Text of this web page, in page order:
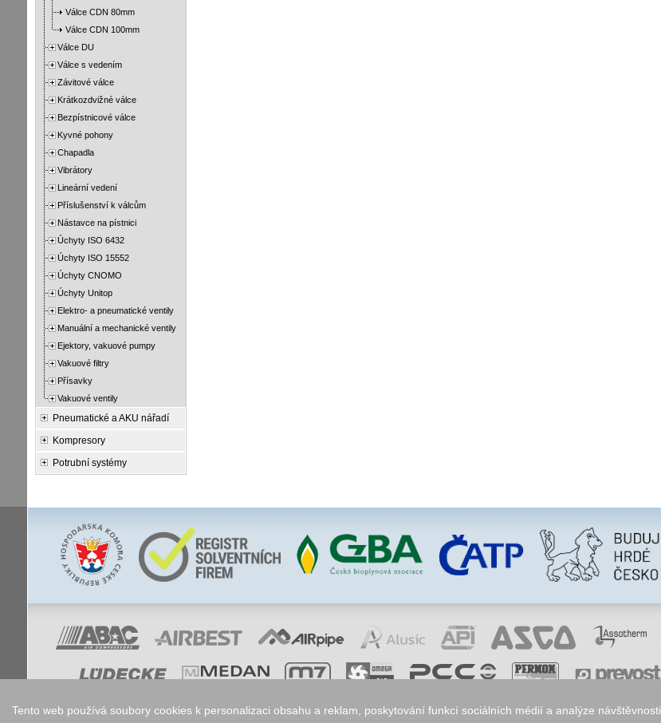
Tento web používá soubory cookies k personalizaci obsahu a reklam, poskytování funkcí sociálních médií a analýze návštěvnosti.
Válce CDN 80mm
Válce CDN 100mm
Válce DU
Válce s vedením
Závitové válce
Krátkozdvižné válce
Bezpístnicové válce
Kyvné pohony
Chapadla
Vibrátory
Lineární vedení
Příslušenství k válcům
Nástavce na pístnici
Úchyty ISO 6432
Úchyty ISO 15552
Úchyty CNOMO
Úchyty Unitop
Elektro- a pneumatické ventily
Manuální a mechanické ventily
Ejektory, vakuové pumpy
Vakuové filtry
Přísavky
Vakuové ventily
Pneumatické a AKU nářadí
Kompresory
Potrubní systémy